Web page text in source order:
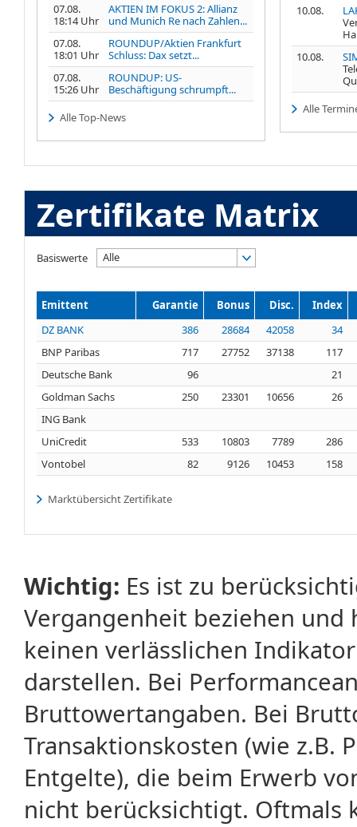
07.08.
18:14 Uhr
AKTIEN IM FOKUS 2: Allianz
und Munich Re nach Zahlen...
07.08.
18:01 Uhr
ROUNDUP/Aktien Frankfurt
Schluss: Dax setzt...
07.08.
15:26 Uhr
ROUNDUP: US-
Beschäftigung schrumpft...
Alle Top-News
10.08.
10.08.
Alle
Zertifikate Matrix
Basiswerte Alle
Emittent Garantie Bonus Disc.
Index
DZ BANK
386 28684 42058
34
BNP Paribas
717 27752 37138
117
Deutsche Bank
96
21
Goldman Sachs
250 23301 10656
26
ING Bank
UniCredit
533 10803 7789
286
Vontobel
82 9126 10453 158
Marktübersicht Zertifikate
Wichtig: Es ist zu
Vergangenheit beziehen
keinen verlässlichen
darstellen. Bei
Bruttowertangaben. Bei
Transaktionskosten (wie z.B.
Entgelte), die beim Erwerb
nicht berücksichtigt. Oftmals